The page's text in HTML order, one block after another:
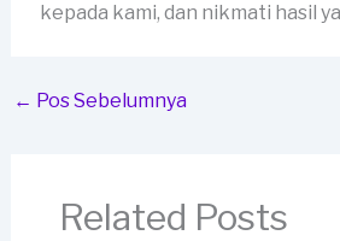
kepada kami, dan nikmati hasil
← Pos Sebelumnya
Related Posts